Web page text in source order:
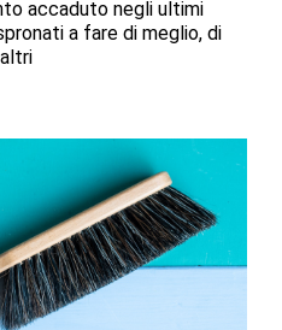
accaduto negli ultimi
a fare di meglio, di